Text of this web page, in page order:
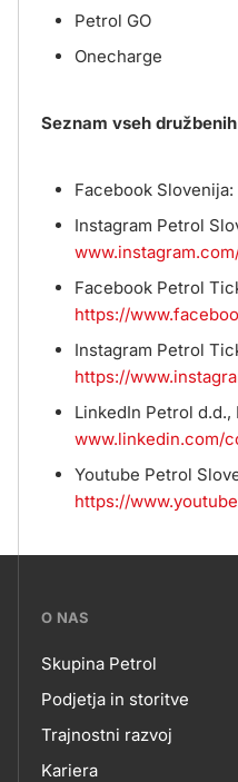
Petrol GO
Onecharge
Seznam vseh
Facebook Slovenija:
Instagram Petrol
Facebook Petrol
https://
Instagram Petrol
https://
LinkedIn Petrol d.d.,
www.linkedin.com/
Youtube Petrol
https://
???
skupno.footer-
title???
O NAS
O
NAS
Skupina Petrol
Podjetja in storitve
Trajnostni razvoj
Kariera